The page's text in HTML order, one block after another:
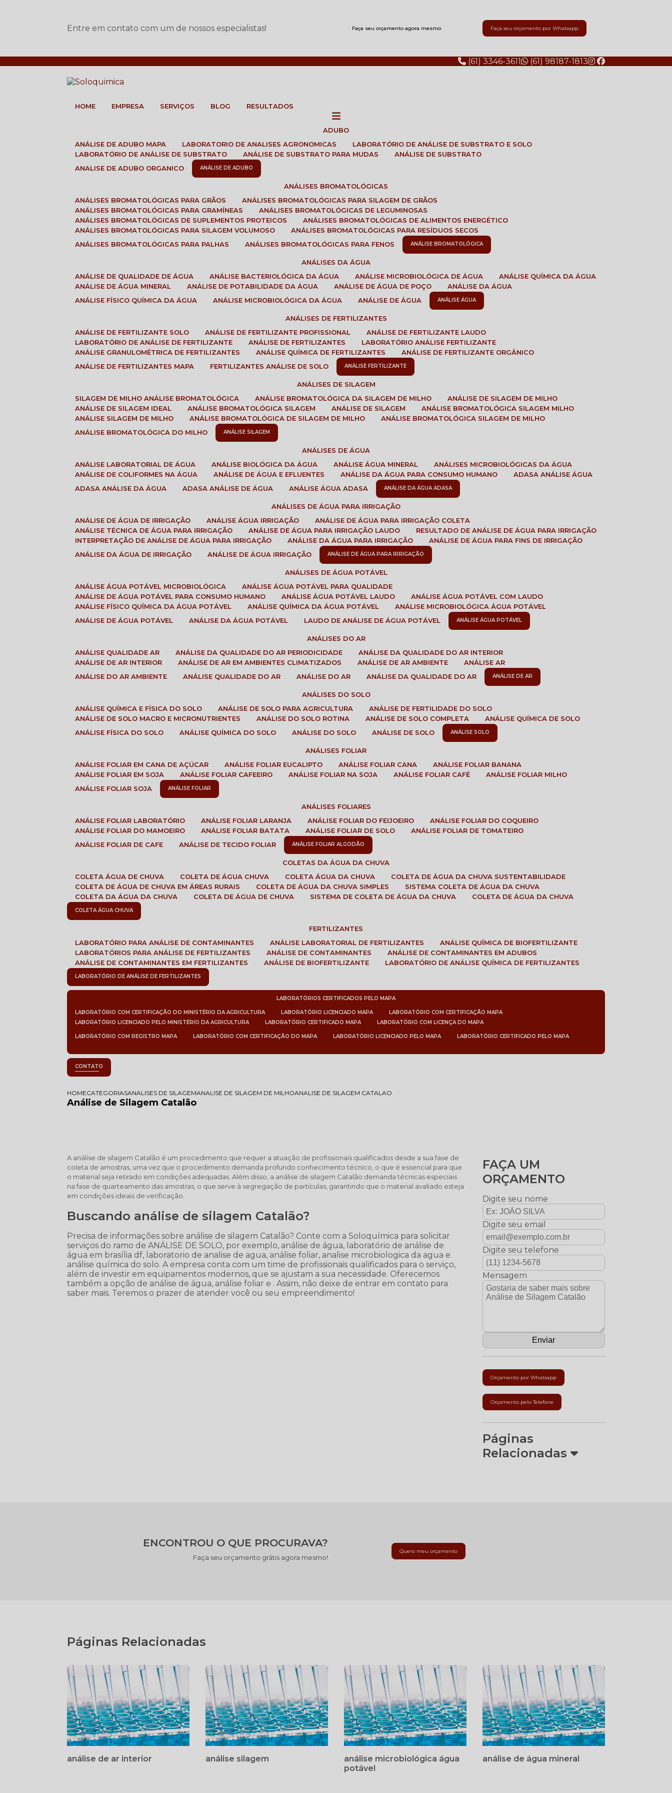
Entre em contato com um de nossos especialistas! Faça seu orçamento agora mesmo Faça seu orçamento por Whatsapp
(61) 3346-3611 (61) 98187-1813
HOME EMPRESA SERVIÇOS BLOG RESULTADOS
ADUBO
ANÁLISE DE ADUBO MAPA
LABORATORIO DE ANALISES AGRONOMICAS
LABORATÓRIO DE ANÁLISE DE SUBSTRATO E SOLO
LABORATÓRIO DE ANÁLISE DE SUBSTRATO
ANÁLISE DE SUBSTRATO PARA MUDAS
ANÁLISE DE SUBSTRATO
ANALISE DE ADUBO ORGANICO
ANÁLISE DE ADUBO
ANÁLISES BROMATOLÓGICAS
ANÁLISES BROMATOLÓGICAS PARA GRÃOS
ANÁLISES BROMATOLÓGICAS PARA SILAGEM DE GRÃOS
ANÁLISES BROMATOLÓGICAS PARA GRAMÍNEAS
ANÁLISES BROMATOLÓGICAS DE LEGUMINOSAS
ANÁLISES BROMATOLÓGICAS DE SUPLEMENTOS PROTEICOS
ANÁLISES BROMATOLÓGICAS DE ALIMENTOS ENERGÉTICO
ANÁLISES BROMATOLÓGICAS PARA SILAGEM VOLUMOSO
ANÁLISES BROMATOLÓGICAS PARA RESÍDUOS SECOS
ANÁLISES BROMATOLÓGICAS PARA PALHAS
ANÁLISES BROMATOLÓGICAS PARA FENOS ANÁLISE BROMATOLÓGICA
ANÁLISES DA ÁGUA
ANÁLISE DE QUALIDADE DE ÁGUA
ANÁLISE BACTERIOLÓGICA DA ÁGUA ANÁLISE MICROBIOLÓGICA DE ÁGUA
ANÁLISE QUÍMICA DA ÁGUA
ANÁLISE DE ÁGUA MINERAL
ANÁLISE DE POTABILIDADE DA ÁGUA ANÁLISE DE ÁGUA DE POÇO
ANÁLISE DA ÁGUA
ANÁLISE FÍSICO QUÍMICA DA ÁGUA
ANÁLISE MICROBIOLÓGICA DA ÁGUA ANÁLISE DE ÁGUA ANÁLISE ÁGUA
ANÁLISES DE FERTILIZANTES
ANÁLISE DE FERTILIZANTE SOLO
ANÁLISE DE FERTILIZANTE PROFISSIONAL
ANÁLISE DE FERTILIZANTE LAUDO
LABORATÓRIO DE ANÁLISE DE FERTILIZANTE
ANÁLISE DE FERTILIZANTES
LABORATÓRIO ANÁLISE FERTILIZANTE
ANÁLISE GRANULOMÉTRICA DE FERTILIZANTES
ANÁLISE QUÍMICA DE FERTILIZANTES
ANÁLISE DE FERTILIZANTE ORGÂNICO
ANÁLISE DE FERTILIZANTES MAPA
FERTILIZANTES ANÁLISE DE SOLO ANÁLISE FERTILIZANTE
ANÁLISES DE SILAGEM
SILAGEM DE MILHO ANÁLISE BROMATOLÓGICA
ANÁLISE BROMATOLÓGICA DA SILAGEM DE MILHO
ANÁLISE DE SILAGEM DE MILHO
ANÁLISE DE SILAGEM IDEAL
ANÁLISE BROMATOLÓGICA SILAGEM ANÁLISE DE SILAGEM
ANÁLISE BROMATOLÓGICA SILAGEM MILHO
ANÁLISE SILAGEM DE MILHO
ANÁLISE BROMATOLÓGICA DE SILAGEM DE MILHO
ANÁLISE BROMATOLÓGICA SILAGEM DE MILHO
ANÁLISE BROMATOLÓGICA DO MILHO
ANÁLISE SILAGEM
ANÁLISES DE ÁGUA
ANÁLISE LABORATORIAL DE ÁGUA
ANÁLISE BIOLÓGICA DA ÁGUA ANÁLISE ÁGUA MINERAL
ANÁLISES MICROBIOLÓGICAS DA ÁGUA
ANÁLISE DE COLIFORMES NA ÁGUA
ANÁLISE DE ÁGUA E EFLUENTES ANÁLISE DA ÁGUA PARA CONSUMO HUMANO
ADASA ANÁLISE ÁGUA
ADASA ANÁLISE DA ÁGUA
ADASA ANÁLISE DE ÁGUA ANÁLISE ÁGUA ADASA ANÁLISE DA ÁGUA ADASA
ANÁLISES DE ÁGUA PARA IRRIGAÇÃO
ANÁLISE DE ÁGUA DE IRRIGAÇÃO
ANÁLISE ÁGUA IRRIGAÇÃO
ANÁLISE DE ÁGUA PARA IRRIGAÇÃO COLETA
ANÁLISE TÉCNICA DE ÁGUA PARA IRRIGAÇÃO
ANÁLISE DE ÁGUA PARA IRRIGAÇÃO LAUDO
RESULTADO DE ANÁLISE DE ÁGUA PARA IRRIGAÇÃO
INTERPRETAÇÃO DE ANÁLISE DE ÁGUA PARA IRRIGAÇÃO
ANÁLISE DA ÁGUA PARA IRRIGAÇÃO
ANÁLISE DE ÁGUA PARA FINS DE IRRIGAÇÃO
ANÁLISE DA ÁGUA DE IRRIGAÇÃO
ANÁLISE DE ÁGUA IRRIGAÇÃO ANÁLISE DE ÁGUA PARA IRRIGAÇÃO
ANÁLISES DE ÁGUA POTÁVEL
ANÁLISE ÁGUA POTÁVEL MICROBIOLÓGICA
ANÁLISE ÁGUA POTÁVEL PARA QUALIDADE
ANÁLISE DE ÁGUA POTÁVEL PARA CONSUMO HUMANO
ANÁLISE ÁGUA POTÁVEL LAUDO
ANÁLISE ÁGUA POTÁVEL COM LAUDO
ANÁLISE FÍSICO QUÍMICA DA ÁGUA POTÁVEL
ANÁLISE QUÍMICA DA ÁGUA POTÁVEL
ANÁLISE MICROBIOLÓGICA ÁGUA POTÁVEL
ANÁLISE DE ÁGUA POTÁVEL
ANÁLISE DA ÁGUA POTÁVEL LAUDO DE ANÁLISE DE ÁGUA POTÁVEL ANÁLISE ÁGUA POTÁVEL
ANÁLISES DO AR
ANÁLISE QUALIDADE AR
ANÁLISE DA QUALIDADE DO AR PERIODICIDADE
ANÁLISE DA QUALIDADE DO AR INTERIOR
ANÁLISE DE AR INTERIOR
ANÁLISE DE AR EM AMBIENTES CLIMATIZADOS ANÁLISE DE AR AMBIENTE
ANÁLISE AR
ANÁLISE DO AR AMBIENTE
ANÁLISE QUALIDADE DO AR ANÁLISE DO AR ANÁLISE DA QUALIDADE DO AR ANÁLISE DE AR
ANÁLISES DO SOLO
ANÁLISE QUÍMICA E FÍSICA DO SOLO
ANÁLISE DE SOLO PARA AGRICULTURA
ANÁLISE DE FERTILIDADE DO SOLO
ANÁLISE DE SOLO MACRO E MICRONUTRIENTES
ANÁLISE DO SOLO ROTINA ANÁLISE DE SOLO COMPLETA
ANÁLISE QUÍMICA DE SOLO
ANÁLISE FÍSICA DO SOLO
ANÁLISE QUÍMICA DO SOLO ANÁLISE DO SOLO ANÁLISE DE SOLO ANÁLISE SOLO
ANÁLISES FOLIAR
ANÁLISE FOLIAR EM CANA DE AÇÚCAR
ANÁLISE FOLIAR EUCALIPTO ANÁLISE FOLIAR CANA
ANÁLISE FOLIAR BANANA
ANÁLISE FOLIAR EM SOJA
ANÁLISE FOLIAR CAFEEIRO ANÁLISE FOLIAR NA SOJA ANÁLISE FOLIAR CAFÉ
ANÁLISE FOLIAR MILHO
ANÁLISE FOLIAR SOJA
ANÁLISE FOLIAR
ANÁLISES FOLIARES
ANÁLISE FOLIAR LABORATÓRIO
ANÁLISE FOLIAR LARANJA ANÁLISE FOLIAR DO FEIJOEIRO
ANÁLISE FOLIAR DO COQUEIRO
ANÁLISE FOLIAR DO MAMOEIRO
ANÁLISE FOLIAR BATATA ANÁLISE FOLIAR DE SOLO
ANÁLISE FOLIAR DE TOMATEIRO
ANÁLISE FOLIAR DE CAFE
ANÁLISE DE TECIDO FOLIAR ANÁLISE FOLIAR ALGODÃO
COLETAS DA ÁGUA DA CHUVA
COLETA ÁGUA DE CHUVA
COLETA DE ÁGUA CHUVA COLETA ÁGUA DA CHUVA
COLETA DE ÁGUA DA CHUVA SUSTENTABILIDADE
COLETA DE ÁGUA DE CHUVA EM ÁREAS RURAIS
COLETA DE ÁGUA DA CHUVA SIMPLES
SISTEMA COLETA DE ÁGUA DA CHUVA
COLETA DA ÁGUA DA CHUVA
COLETA DE ÁGUA DE CHUVA SISTEMA DE COLETA DE ÁGUA DA CHUVA COLETA DE ÁGUA DA CHUVA
COLETA ÁGUA CHUVA
FERTILIZANTES
LABORATÓRIO PARA ANÁLISE DE CONTAMINANTES
ANÁLISE LABORATORIAL DE FERTILIZANTES
ANÁLISE QUÍMICA DE BIOFERTILIZANTE
LABORATÓRIOS PARA ANÁLISE DE FERTILIZANTES
ANÁLISE DE CONTAMINANTES
ANÁLISE DE CONTAMINANTES EM ADUBOS
ANÁLISE DE CONTAMINANTES EM FERTILIZANTES
ANÁLISE DE BIOFERTILIZANTE LABORATÓRIO DE ANÁLISE QUÍMICA DE FERTILIZANTES
LABORATÓRIO DE ANÁLISE DE FERTILIZANTES
LABORATÓRIOS CERTIFICADOS PELO MAPA
LABORATÓRIO COM CERTIFICAÇÃO DO MINISTÉRIO DA AGRICULTURA LABORATÓRIO LICENCIADO MAPA
LABORATÓRIO COM CERTIFICAÇÃO MAPA
LABORATÓRIO LICENCIADO PELO MINISTÉRIO DA AGRICULTURA
LABORATÓRIO CERTIFICADO MAPA LABORATÓRIO COM LICENÇA DO MAPA
LABORATÓRIO COM REGISTRO MAPA LABORATÓRIO COM CERTIFICAÇÃO DO MAPA LABORATÓRIO LICENCIADO PELO MAPA LABORATÓRIO CERTIFICADO PELO MAPA
CONTATO
HOMECATEGORIASANALISES DE SILAGEMANALISE DE SILAGEM DE MILHOANALISE DE SILAGEM CATALAO
Análise de Silagem Catalão
A análise de silagem Catalão é um procedimento que requer a atuação de profissionais qualificados desde a sua fase de
coleta de amostras, uma vez que o procedimento demanda profundo conhecimento técnico, o que é essencial para que
o material seja retirado em condições adequadas. Além disso, a análise de silagem Catalão demanda técnicas especiais
na fase de quarteamento das amostras, o que serve à segregação de partículas, garantindo que o material avaliado esteja
em condições ideais de verificação.
Buscando análise de silagem Catalão?
Precisa de informações sobre análise de silagem Catalão? Conte com a Soloquímica para solicitar
serviços do ramo de ANÁLISE DE SOLO, por exemplo, análise de água, laboratório de análise de
água em brasília df, laboratorio de analise de agua, análise foliar, analise microbiologica da agua e
análise química do solo. A empresa conta com um time de profissionais qualificados para o serviço,
além de investir em equipamentos modernos, que se ajustam a sua necessidade. Oferecemos
também a opção de análise de água, análise foliar e . Assim, não deixe de entrar em contato para
saber mais. Teremos o prazer de atender você ou seu empreendimento!
FAÇA UM
ORÇAMENTO
Digite seu nome
Digite seu email
Digite seu telefone
Mensagem
Orçamento por Whatsapp
Orçamento pelo Telefone
Páginas
Relacionadas
ENCONTROU O QUE PROCURAVA?
Faça seu orçamento grátis agora mesmo!
Quero meu orçamento
Páginas Relacionadas
análise de ar interior análise silagem
análise microbiológica água
potável
análise de água mineral